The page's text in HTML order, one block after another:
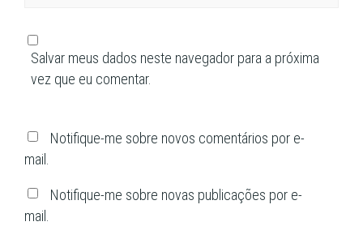
Salvar meus dados neste navegador para a próxima
vez que eu comentar.
Notifique-me sobre novos comentários por e-
mail.
Notifique-me sobre novas publicações por e-
mail.